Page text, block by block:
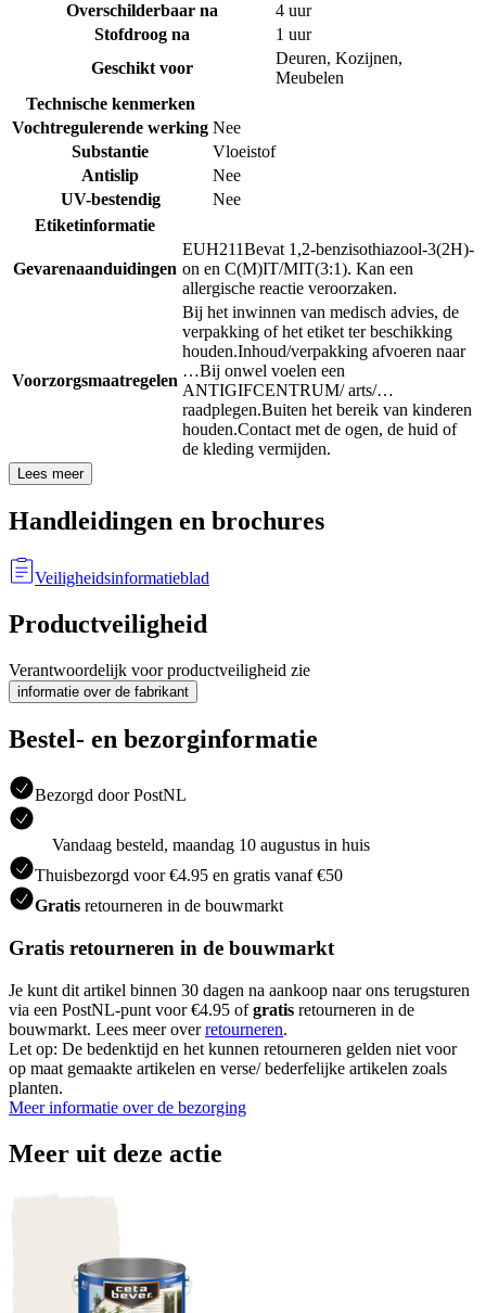
Overschilderbaar na
4 uur
Stofdroog na
1 uur
Geschikt voor
Deuren, Kozijnen,
Meubelen
Technische kenmerken
Vochtregulerende werking Nee
Substantie
Vloeistof
Antislip
Nee
UV-bestendig
Nee
Etiketinformatie
Gevarenaanduidingen
EUH211Bevat 1,2-benzisothiazool-3(2H)-
on en C(M)IT/MIT(3:1). Kan een
allergische reactie veroorzaken.
Voorzorgsmaatregelen
Bij het inwinnen van medisch advies, de
verpakking of het etiket ter beschikking
houden.Inhoud/verpakking afvoeren naar
…Bij onwel voelen een
ANTIGIFCENTRUM/ arts/…
raadplegen.Buiten het bereik van kinderen
houden.Contact met de ogen, de huid of
de kleding vermijden.
Lees meer
Handleidingen en brochures
Veiligheidsinformatieblad
Productveiligheid
Verantwoordelijk voor productveiligheid zie
informatie over de fabrikant
Bestel- en bezorginformatie
Bezorgd door PostNL
Vandaag besteld, maandag 10 augustus in huis
Thuisbezorgd voor €4.95 en gratis vanaf €50
Gratis retourneren in de bouwmarkt
Gratis retourneren in de bouwmarkt
Je kunt dit artikel binnen 30 dagen na aankoop naar ons terugsturen
via een PostNL-punt voor €4.95 ofgratis retourneren in de
bouwmarkt. Lees meer overretourneren.
Let op: De bedenktijd en het kunnen retourneren gelden niet voor
op maat gemaakte artikelen en verse/ bederfelijke artikelen zoals
planten.
Meer informatie over de bezorging
Meer uit deze actie